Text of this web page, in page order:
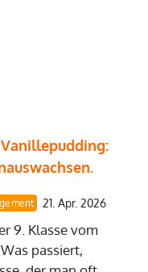
21. Apr. 2026
9. Klasse vom
passiert,